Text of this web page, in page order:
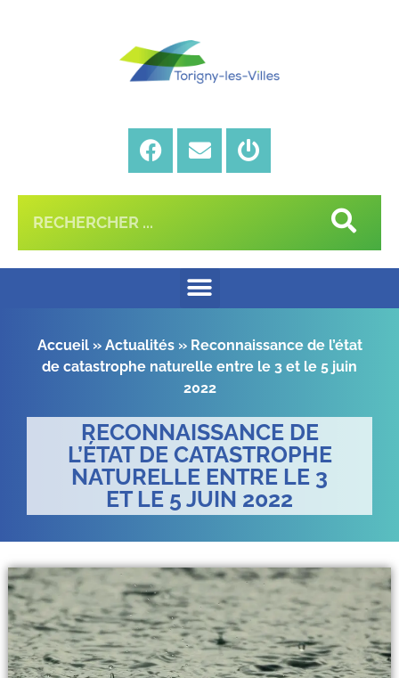
Accueil» Actualités» Reconnaissance de l’état
de catastrophe naturelle entre le 3 et le 5 juin
2022
RECONNAISSANCE DE
L’ÉTAT DE CATASTROPHE
NATURELLE ENTRE LE 3
ET LE 5 JUIN 2022